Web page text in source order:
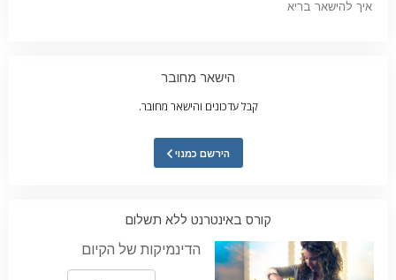
איך להישאר בריא
הישאר מחובר
קבל עדכונים והישאר מחובר.
הירשם כמנוי
קורס באינטרנט ללא תשלום
הדינמיקות של הקיום